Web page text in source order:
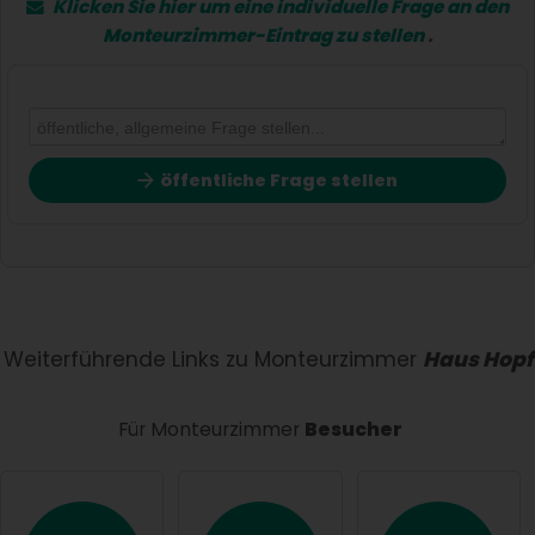
Klicken Sie hier um eineindividuelle Fragean den
Monteurzimmer-Eintrag zu stellen.
öffentliche Frage stellen
E-Mail-Adresse (wird nicht veröffentlicht)
Weiterführende Links zu Monteurzimmer Haus Hopf
Für Monteurzimmer Besucher